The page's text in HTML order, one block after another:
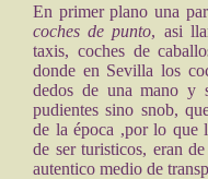
En primer plano una
coches de punto, asi
taxis, coches de
donde en Sevilla los
dedos de una mano y
pudientes sino snob,
de la época ,por lo que
de ser turisticos, eran
autentico medio de